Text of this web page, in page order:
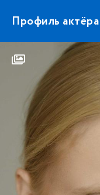
Профиль актёра